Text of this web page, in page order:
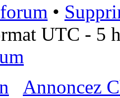
•
UTC - 5
Annoncez